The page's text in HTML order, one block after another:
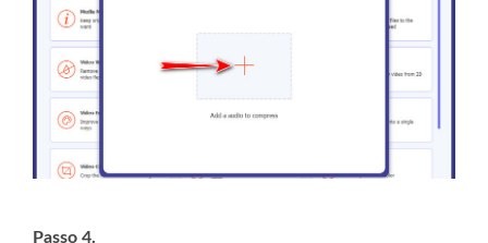
Passo 4.